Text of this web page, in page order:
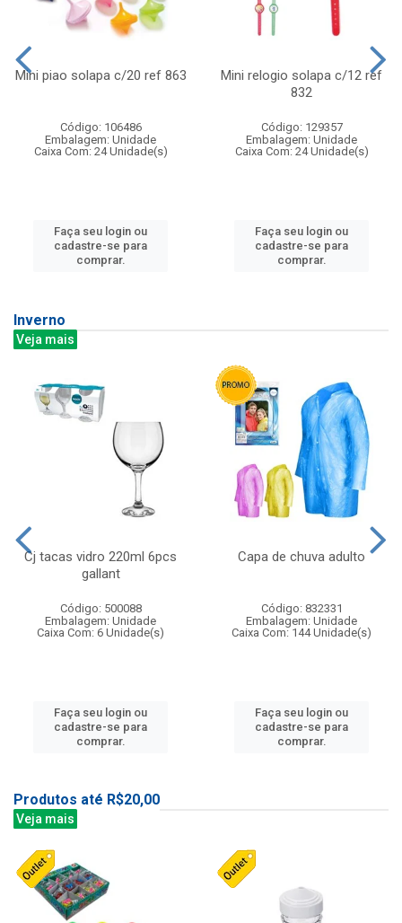
Mini piao solapa c/20 ref 863
Código: 106486
Embalagem: Unidade
Caixa Com: 24 Unidade(s)
Faça seu login ou
cadastre-se para
comprar.
Mini relogio solapa c/12 ref
832
Código: 129357
Embalagem: Unidade
Caixa Com: 24 Unidade(s)
Faça seu login ou
cadastre-se para
comprar.
Inverno
Veja mais
Cj tacas vidro 220ml 6pcs
gallant
Código: 500088
Embalagem: Unidade
Caixa Com: 6 Unidade(s)
Faça seu login ou
cadastre-se para
comprar.
Capa de chuva adulto
Código: 832331
Embalagem: Unidade
Caixa Com: 144 Unidade(s)
Faça seu login ou
cadastre-se para
comprar.
Produtos até R$20,00
Veja mais